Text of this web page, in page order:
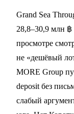
Grand Sea
28,8–30,9 млн ฿
просмотре
не «дешёвый
MORE Group
deposit без
слабый